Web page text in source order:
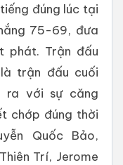
đúng lúc tại
75-69, đưa
phát. Trận đấu
trận đấu cuối
ra với sự căng
chớp đúng thời
Quốc Bảo,
Trí, Jerome